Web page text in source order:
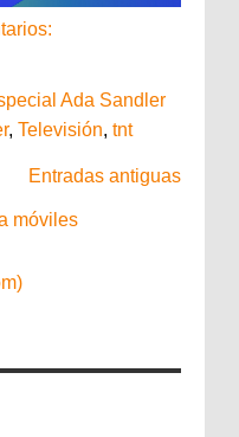
Ada Sandler
, Televisión, tnt
Entradas antiguas
móviles